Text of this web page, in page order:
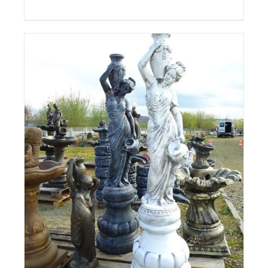
DODAJ DO KOSZYKA
/
DETAILS